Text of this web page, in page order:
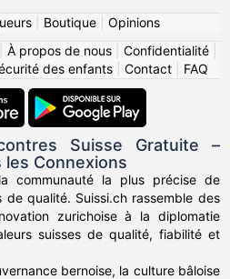
| Boutique| Opinions
À propos de nous Confidentialité
des enfants| Contact| FAQ
Suisse Gratuite –
les Connexions
communauté la plus précise de
de qualité. Suissi.ch rassemble des
zurichoise à la diplomatie
suisses de qualité, fiabilité et
bernoise, la culture bâloise